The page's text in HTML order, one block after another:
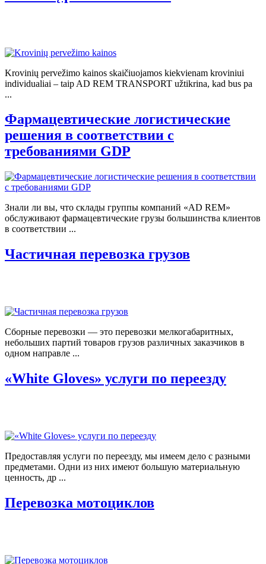
Krovinių pervežimo kainos skaičiuojamos kiekvienam kroviniui
individualiai – taip AD REM TRANSPORT užtikrina, kad bus pa
...
Фармацевтические логистические
решения в соответствии с
требованиями GDP
Знали ли вы, что склады группы компаний «AD REM»
обслуживают фармацевтические грузы большинства клиентов
в соответствии ...
Частичная перевозка грузов
Сборные перевозки — это перевозки мелкогабаритных,
небольших партий товаров грузов различных заказчиков в
одном направле ...
«White Gloves» услуги по переезду
Предоставляя услуги по переезду, мы имеем дело с разными
предметами. Одни из них имеют большую материальную
ценность, др ...
Перевозка мотоциклов